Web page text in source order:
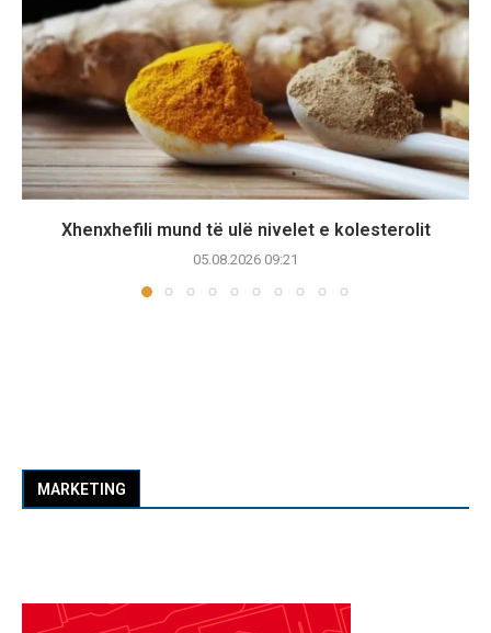
Xhenxhefili mund të ulë nivelet e kolesterolit
05.08.2026 09:21
MARKETING